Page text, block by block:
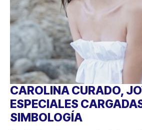
CAROLINA CURADO,
ESPECIALES
SIMBOLOGÍA